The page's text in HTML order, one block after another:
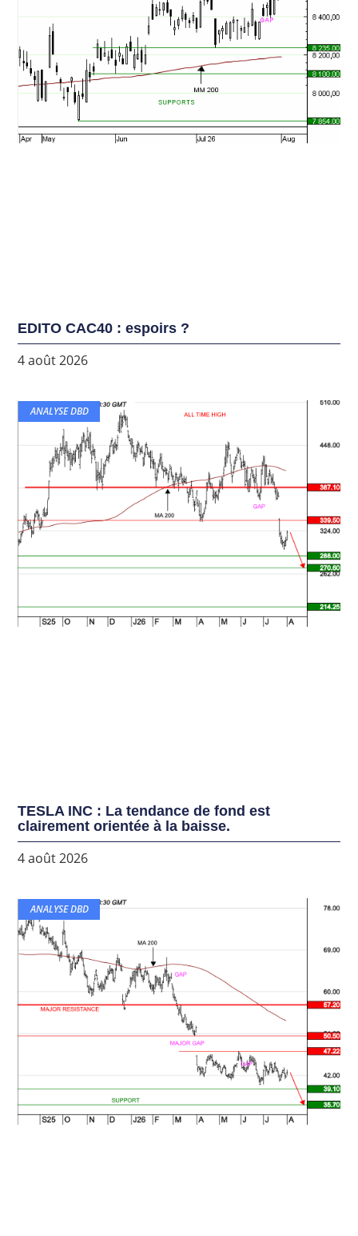
EDITO CAC40 : espoirs ?
4 août 2026
ANALYSE DBD
TESLA INC : La tendance de fond est
clairement orientée à la baisse.
4 août 2026
ANALYSE DBD